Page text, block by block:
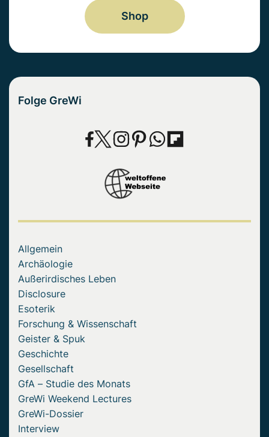
Shop
Folge GreWi
Allgemein
Archäologie
Außerirdisches Leben
Disclosure
Esoterik
Forschung & Wissenschaft
Geister & Spuk
Geschichte
Gesellschaft
GfA – Studie des Monats
GreWi Weekend Lectures
GreWi-Dossier
Interview